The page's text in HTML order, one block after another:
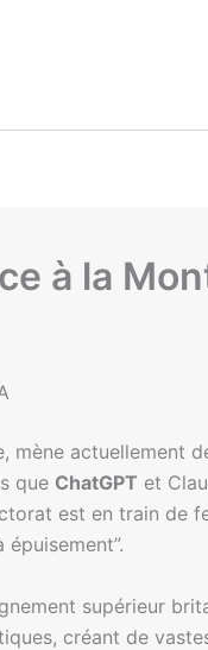
à la
mène actuellement
que ChatGPT et
est en train de
supérieur
créant de